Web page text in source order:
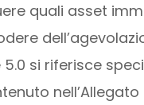
quali asset
5.0 si riferisce